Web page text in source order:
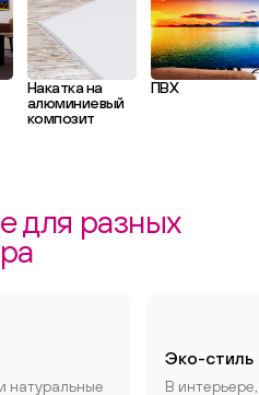
Накатка на
алюминиевый
композит
ПВХ
для разных
натуральные
Эко-стиль
В